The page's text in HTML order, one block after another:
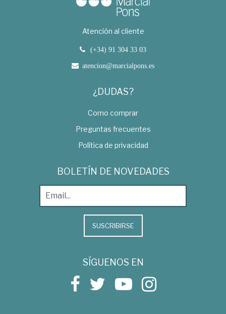
Atención al cliente
(+34) 91 304 33 03
atencion@marcialpons.es
¿DUDAS?
Como comprar
Preguntas frecuentes
Política de privacidad
BOLETÍN DE NOVEDADES
SUSCRIBIRSE
SÍGUENOS EN